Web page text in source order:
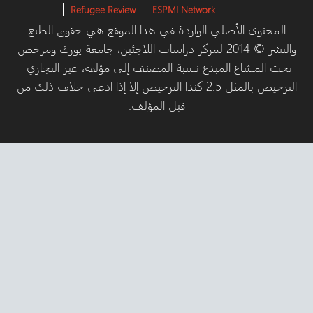
ESPMI Network
Refugee Review
الأصلي الواردة في هذا الموقع هي حقوق الطبع
والنشر © 2014 لمركز دراسات اللاجئين، جامعة يورك ومرخص
المبدع نسبة المصنف إلى مؤلفه، غير التجاري-
الترخيص بالمثل 2.5 كندا الترخيص إلا إذا ادعى خلاف ذلك من
قبل المؤلف.